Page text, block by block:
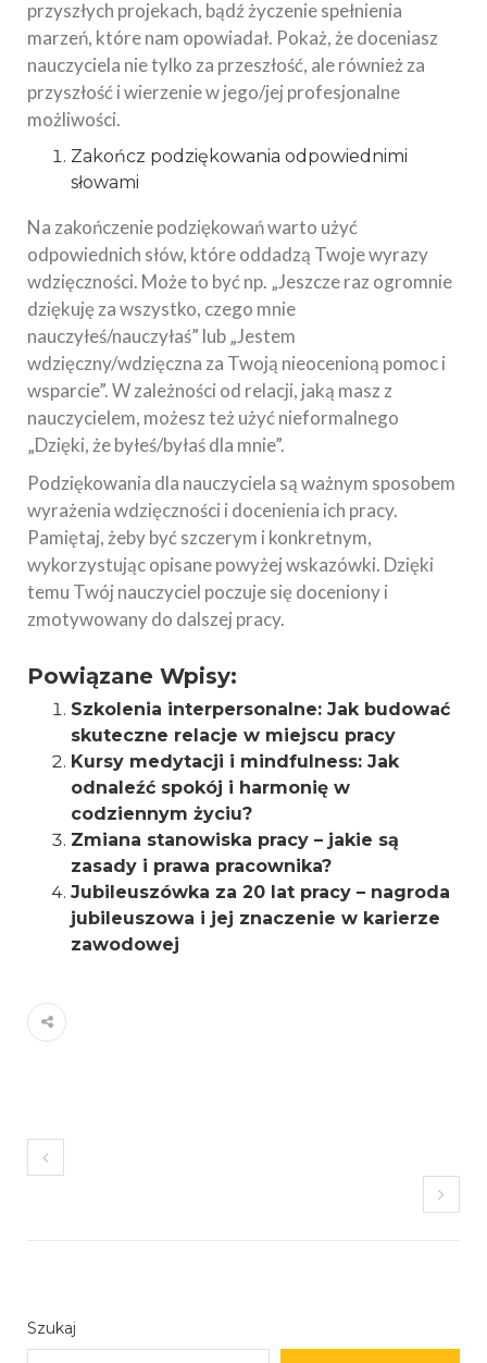
przyszłych projekach, bądź życzenie spełnienia
marzeń, które nam opowiadał. Pokaż, że doceniasz
nauczyciela nie tylko za przeszłość, ale również za
przyszłość i wierzenie w jego/jej profesjonalne
możliwości.
Zakończ podziękowania odpowiednimi
słowami
Na zakończenie podziękowań warto użyć
odpowiednich słów, które oddadzą Twoje wyrazy
wdzięczności. Może to być np. „Jeszcze raz ogromnie
dziękuję za wszystko, czego mnie
nauczyłeś/nauczyłaś” lub „Jestem
wdzięczny/wdzięczna za Twoją nieocenioną pomoc i
wsparcie”. W zależności od relacji, jaką masz z
nauczycielem, możesz też użyć nieformalnego
„Dzięki, że byłeś/byłaś dla mnie”.
Podziękowania dla nauczyciela są ważnym sposobem
wyrażenia wdzięczności i docenienia ich pracy.
Pamiętaj, żeby być szczerym i konkretnym,
wykorzystując opisane powyżej wskazówki. Dzięki
temu Twój nauczyciel poczuje się doceniony i
zmotywowany do dalszej pracy.
Powiązane Wpisy:
Szkolenia interpersonalne: Jak budować
skuteczne relacje w miejscu pracy
Kursy medytacji i mindfulness: Jak
odnaleźć spokój i harmonię w
codziennym życiu?
Zmiana stanowiska pracy – jakie są
zasady i prawa pracownika?
Jubileuszówka za 20 lat pracy – nagroda
jubileuszowa i jej znaczenie w karierze
zawodowej
Szukaj